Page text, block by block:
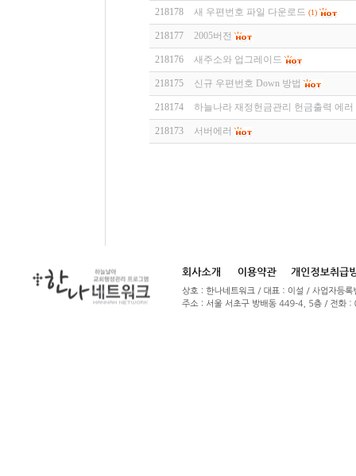
218178 새 우편번호 파일 다운로드 (1)
218177 2005버전
218176 새주소와 업그레이드
218175 신규 우편번호 Down 방법
218174 하늘나라 재정헌금관리 헌금출력 에러
218173 서버에러